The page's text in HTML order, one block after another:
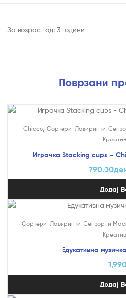
За возраст од: 3 години
Поврзани
Chicco Сортери-Лавиринти-
Играчка Stacking cups –
790.00
Додај
Сортери-Лавиринти-Сензорни
Едукативна
Додај